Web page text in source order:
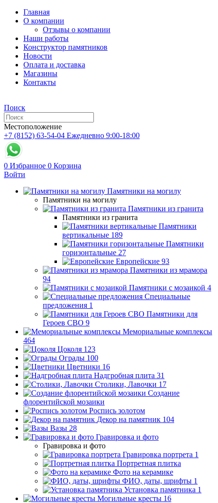
Главная
О компании
Отзывы о компании
Наши работы
Конструктор памятников
Новости
Оплата и доставка
Магазины
Контакты
Поиск
Местоположение
+7 (8152) 63-54-04 Ежедневно 9:00-18:00
0 Избранное 0 Корзина
Войти
Памятники на могилу
Памятники на могилу
Памятники из гранита
Памятники из гранита
Памятники
вертикальные 189
Памятники
горизонтальные 27
Европейские 93
Памятники из мрамора
94
Памятники с мозаикой 4
Специальные
предложения 1
Памятники для
Героев СВО 9
Мемориальные комплексы
464
Цоколя 123
Ограды 100
Цветники 16
Надгробная плита 31
Столики, Лавочки 17
Создание
флорентийской мозаики
Роспись золотом
Декор на памятник 104
Вазы 28
Гравировка и фото
Гравировка и фото
Гравировка портрета 1
Портретная плитка
Фото на керамике
ФИО, даты, шрифты 1
Установка памятника 1
Могильные кресты 16